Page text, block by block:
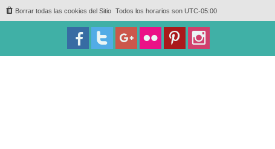
Todos los horarios son UTC-05:00
Borrar todas las cookies del Sitio